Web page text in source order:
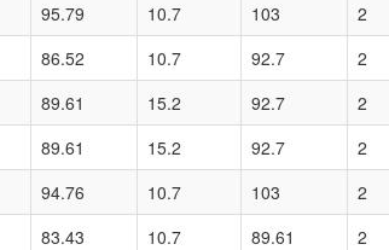
95.79 10.7 103
2
86.52 10.7 92.7
2
89.61 15.2 92.7
2
89.61 15.2 92.7
2
94.76 10.7 103
2
83.43 10.7 89.61
2